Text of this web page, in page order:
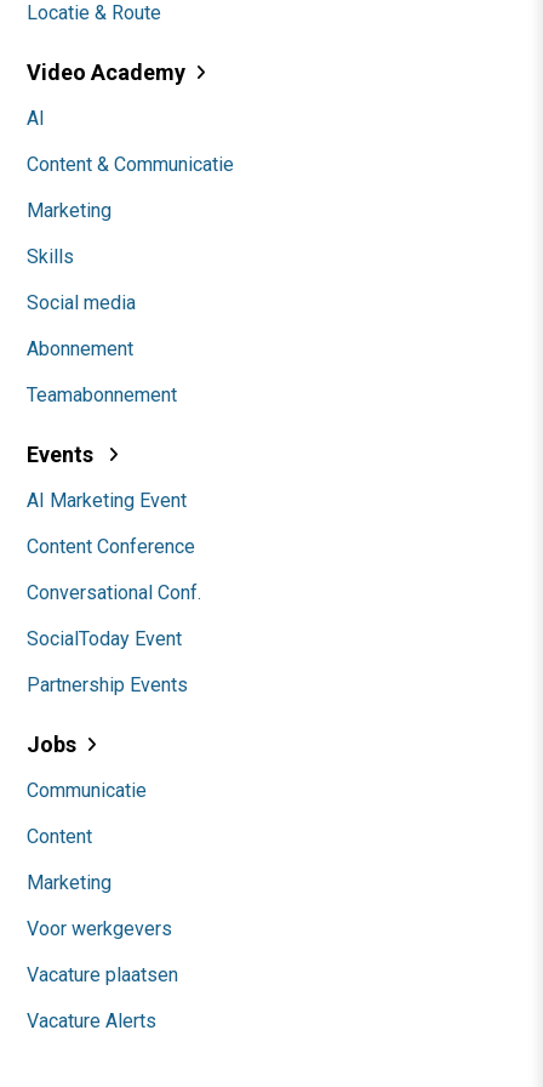
Locatie & Route
Video Academy
AI
Content & Communicatie
Marketing
Skills
Social media
Abonnement
Teamabonnement
Events
AI Marketing Event
Content Conference
Conversational Conf.
SocialToday Event
Partnership Events
Jobs
Communicatie
Content
Marketing
Voor werkgevers
Vacature plaatsen
Vacature Alerts